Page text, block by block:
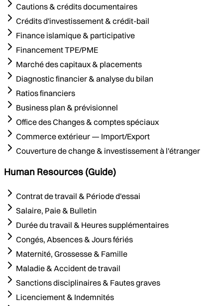
Cautions & crédits documentaires
Crédits d'investissement & crédit-bail
Finance islamique & participative
Financement TPE/PME
Marché des capitaux & placements
Diagnostic financier & analyse du bilan
Ratios financiers
Business plan & prévisionnel
Office des Changes & comptes spéciaux
Commerce extérieur — Import/Export
Couverture de change & investissement à l'étranger
Human Resources (Guide)
Contrat de travail & Période d'essai
Salaire, Paie & Bulletin
Durée du travail & Heures supplémentaires
Congés, Absences & Jours fériés
Maternité, Grossesse & Famille
Maladie & Accident de travail
Sanctions disciplinaires & Fautes graves
Licenciement & Indemnités